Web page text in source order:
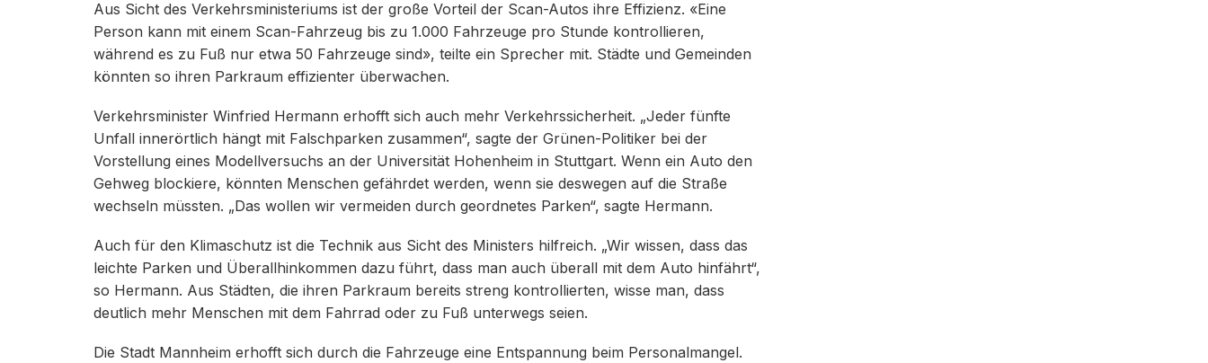
Aus Sicht des Verkehrsministeriums ist der große Vorteil der Scan-Autos ihre Effizienz. «Eine
Person kann mit einem Scan-Fahrzeug bis zu 1.000 Fahrzeuge pro Stunde kontrollieren,
während es zu Fuß nur etwa 50 Fahrzeuge sind», teilte ein Sprecher mit. Städte und Gemeinden
könnten so ihren Parkraum effizienter überwachen.
Verkehrsminister Winfried Hermann erhofft sich auch mehr Verkehrssicherheit. „Jeder fünfte
Unfall innerörtlich hängt mit Falschparken zusammen“, sagte der Grünen-Politiker bei der
Vorstellung eines Modellversuchs an der Universität Hohenheim in Stuttgart. Wenn ein Auto den
Gehweg blockiere, könnten Menschen gefährdet werden, wenn sie deswegen auf die Straße
wechseln müssten. „Das wollen wir vermeiden durch geordnetes Parken“, sagte Hermann.
Auch für den Klimaschutz ist die Technik aus Sicht des Ministers hilfreich. „Wir wissen, dass das
leichte Parken und Überallhinkommen dazu führt, dass man auch überall mit dem Auto hinfährt“,
so Hermann. Aus Städten, die ihren Parkraum bereits streng kontrollierten, wisse man, dass
deutlich mehr Menschen mit dem Fahrrad oder zu Fuß unterwegs seien.
Die Stadt Mannheim erhofft sich durch die Fahrzeuge eine Entspannung beim Personalmangel.